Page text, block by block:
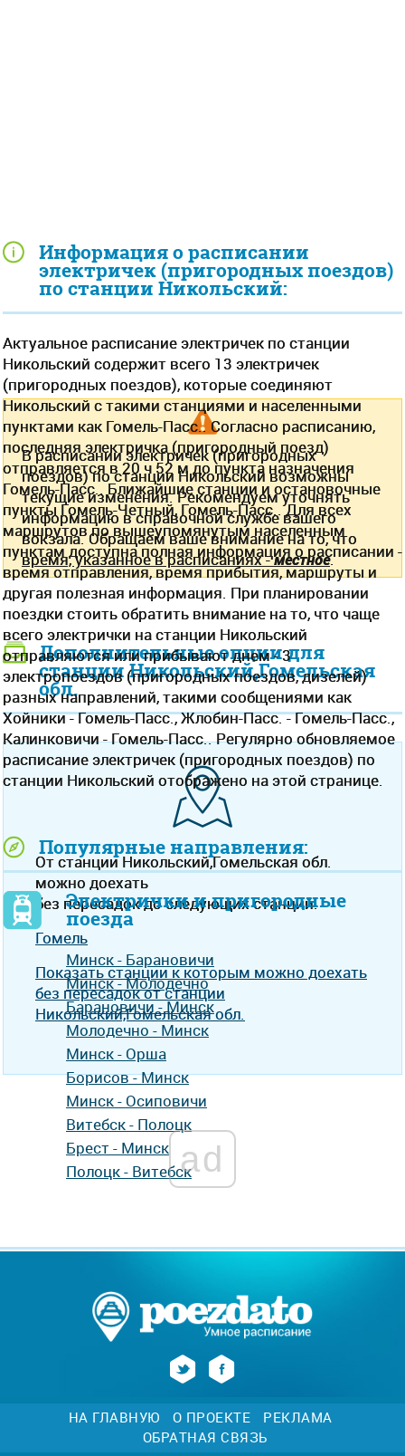
Информация о расписании
электричек (пригородных поездов)
по станции Никольский:
Актуальное расписание электричек по станции
Никольский содержит всего 13 электричек
(пригородных поездов), которые соединяют
Никольский с такими станциями и населенными
пунктами как Гомель-Пасс.. Согласно расписанию,
последняя электричка (пригородный поезд)
отправляется в 20 ч 52 м до пункта назначения
Гомель-Пасс.. Ближайшие станции и остановочные
пункты Гомель-Четный, Гомель-Пасс.. Для всех
маршрутов по вышеупомянутым населенным
пунктам доступна полная информация о расписании -
время отправления, время прибытия, маршруты и
другая полезная информация. При планировании
поездки стоить обратить внимание на то, что чаще
всего электрички на станции Никольский
отправляются или прибывают днем - 3
электропоездов (пригородных поездов, дизелей)
разных направлений, такими сообщениями как
Хойники - Гомель-Пасс., Жлобин-Пасс. - Гомель-Пасс.,
Калинковичи - Гомель-Пасс.. Регулярно обновляемое
расписание электричек (пригородных поездов) по
станции Никольский отображено на этой странице.
Популярные направления:
Электрички и пригородные
поезда
Минск - Барановичи
Минск - Молодечно
Барановичи - Минск
Молодечно - Минск
Минск - Орша
Борисов - Минск
Минск - Осиповичи
Витебск - Полоцк
Брест - Минск
Полоцк - Витебск
В расписании электричек (пригородных
поездов) по станции Никольский возможны
текущие изменения. Рекомендуем уточнять
информацию в справочной службе вашего
вокзала. Обращаем ваше внимание на то, что
время, указанное в расписаниях -местное.
Дополнительные опции для
станции Никольский,Гомельская
обл.
От станции Никольский,Гомельская обл.
можно доехать
без пересадок до следующих станций:
Гомель
Показать станции к которым можно доехать
без пересадок от станции
Никольский,Гомельская обл.
ad
НА ГЛАВНУЮ О ПРОЕКТЕ
РЕКЛАМА
ОБРАТНАЯ СВЯЗЬ